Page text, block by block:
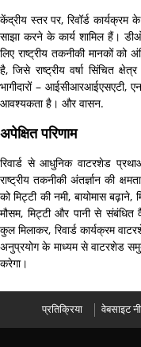
केंद्रीय स्तर पर, रिवॉर्ड कार्यक्रम
साझा करने के कार्य शामिल हैं।
लिए राष्ट्रीय तकनीकी मानकों को
है, जिसे राष्ट्रीय वर्षा सिंचित
भागीदारों – आईसीआरआईएसएटी,
आवश्यकता है। और वासन.
अपेक्षित परिणाम
रिवार्ड से आधुनिक वाटरशेड
राष्ट्रीय तकनीकी अंतर्ज्ञान की
को मिट्टी की नमी, बायोमास
मौसम, मिट्टी और पानी से संबंधित
कुल मिलाकर, रिवार्ड कार्यक्रम
अनुप्रयोग के माध्यम से वाटरशेड
करेगा।
प्रतिक्रिया वेबसाइट